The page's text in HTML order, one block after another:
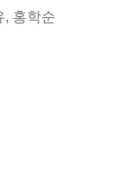
, 홍학순